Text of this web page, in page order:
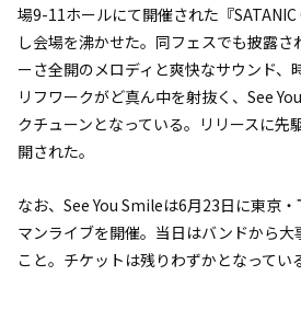
場9-11ホールにて開催された『
し会場を沸かせた。同フェスでも披露
ーさ全開のメロディと爽快なサウンド、
リフワークがど真ん中を射抜く、See
クチューンとなっている。リリースに先
開された。
なお、See You Smileは6月23日に東京
マンライブを開催。当日はバンドから
こと。チケットは残りわずかとなってい